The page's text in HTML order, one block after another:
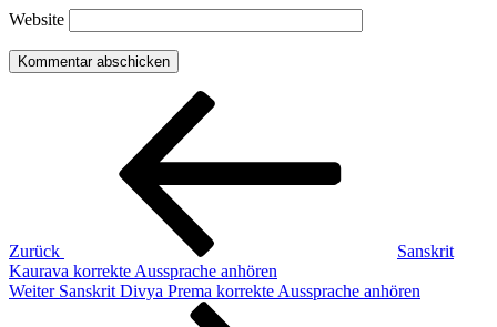
Website
Beitragsnavigation
Zurück
Sanskrit
Kaurava korrekte Aussprache anhören
Nächster
Weiter Sanskrit Divya Prema korrekte Aussprache anhören